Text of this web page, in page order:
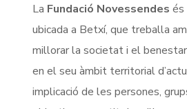
La Fundació Novessendes és
ubicada a Betxí, que treballa
millorar la societat i el
en el seu àmbit territorial
implicació de les persones,